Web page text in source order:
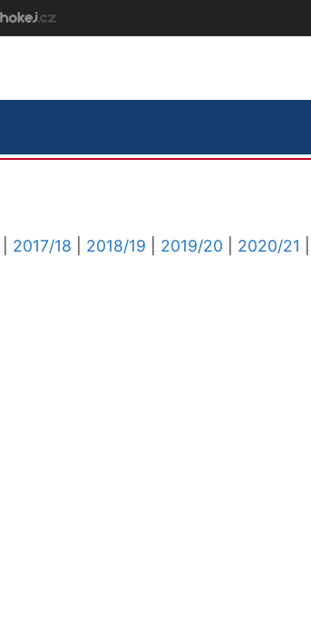
2017/18 2018/19 2019/20 2020/21